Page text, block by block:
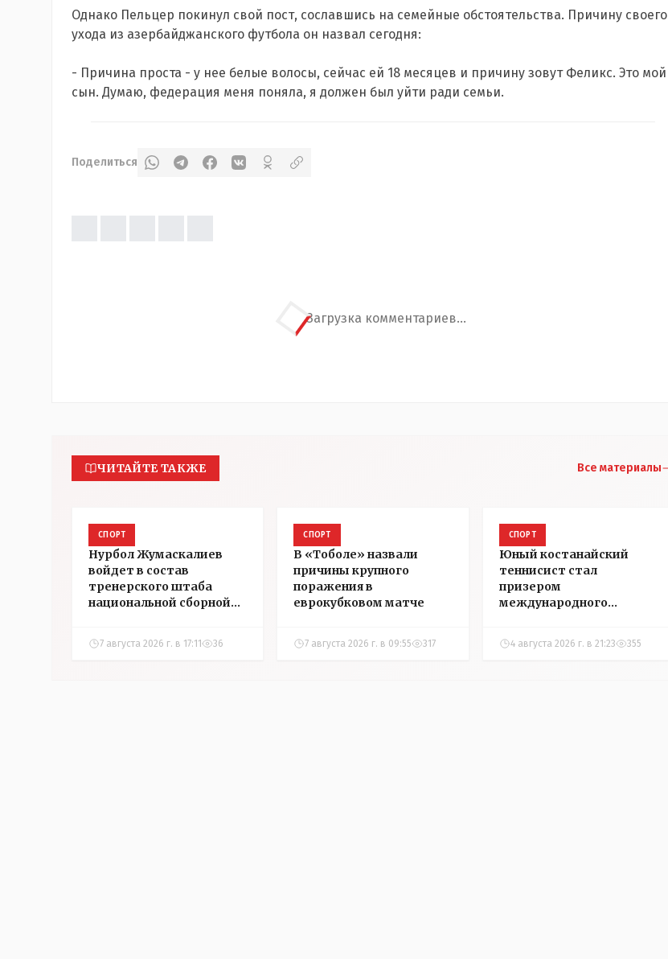
Однако Пельцер покинул свой пост, сославшись на семейные обстоятельства. Причину своего
ухода из азербайджанского футбола он назвал сегодня:
- Причина проста - у нее белые волосы, сейчас ей 18 месяцев и причину зовут Феликс. Это мой
сын. Думаю, федерация меня поняла, я должен был уйти ради семьи.
Поделиться
Загрузка комментариев...
ЧИТАЙТЕ ТАКЖЕ Все материалы
СПОРТ
Нурбол Жумаскалиев
войдет в состав
тренерского штаба
национальной сборной
7 августа 2026 г. в 17:11 36
СПОРТ
В «Тоболе» назвали
причины крупного
поражения в
еврокубковом матче
7 августа 2026 г. в 09:55 317
СПОРТ
Юный костанайский
теннисист стал
призером
международного
4 августа 2026 г. в 21:23 355